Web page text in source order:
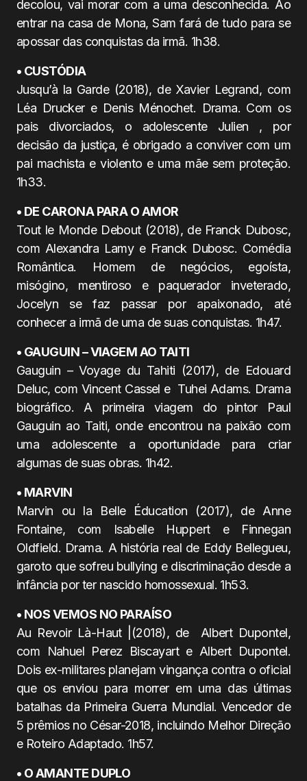
decolou, vai morar com a uma desconhecida. Ao
entrar na casa de Mona, Sam fará de tudo para se
apossar das conquistas da irmã. 1h38.
• CUSTÓDIA
Jusqu’à la Garde (2018), de Xavier Legrand, com
Léa Drucker e Denis Ménochet. Drama. Com os
pais divorciados, o adolescente Julien , por
decisão da justiça, é obrigado a conviver com um
pai machista e violento e uma mãe sem proteção.
1h33.
• DE CARONA PARA O AMOR
Tout le Monde Debout (2018), de Franck Dubosc,
com Alexandra Lamy e Franck Dubosc. Comédia
Romântica. Homem de negócios, egoísta,
misógino, mentiroso e paquerador inveterado,
Jocelyn se faz passar por apaixonado, até
conhecer a irmã de uma de suas conquistas. 1h47.
• GAUGUIN – VIAGEM AO TAITI
Gauguin – Voyage du Tahiti (2017), de Edouard
Deluc, com Vincent Cassel e Tuhei Adams. Drama
biográfico. A primeira viagem do pintor Paul
Gauguin ao Taiti, onde encontrou na paixão com
uma adolescente a oportunidade para criar
algumas de suas obras. 1h42.
• MARVIN
Marvin ou la Belle Éducation (2017), de Anne
Fontaine, com Isabelle Huppert e Finnegan
Oldfield. Drama. A história real de Eddy Bellegueu,
garoto que sofreu bullying e discriminação desde a
infância por ter nascido homossexual. 1h53.
• NOS VEMOS NO PARAÍSO
Au Revoir Là-Haut |(2018), de Albert Dupontel,
com Nahuel Perez Biscayart e Albert Dupontel.
Dois ex-militares planejam vingança contra o oficial
que os enviou para morrer em uma das últimas
batalhas da Primeira Guerra Mundial. Vencedor de
5 prêmios no César-2018, incluindo Melhor Direção
e Roteiro Adaptado. 1h57.
• O AMANTE DUPLO